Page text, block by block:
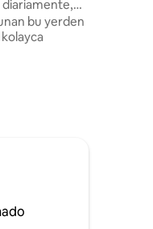
diariamente,
bu yerden